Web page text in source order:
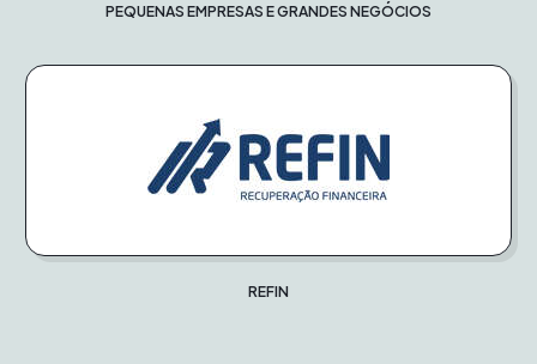
PEQUENAS EMPRESAS E GRANDES NEGÓCIOS
REFIN